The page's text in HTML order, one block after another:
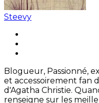
Steevy
Blogueur, Passionné,
et accessoirement fan
d'Agatha Christie.
renseigne sur les